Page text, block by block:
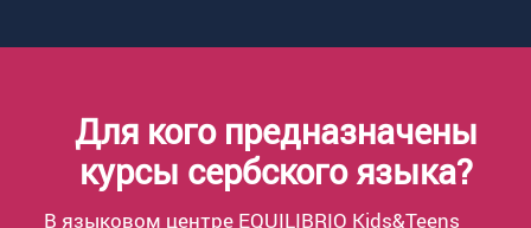
Для кого предназначены
курсы сербского языка?
В языковом центре EQUILIBRIO Kids&Teens